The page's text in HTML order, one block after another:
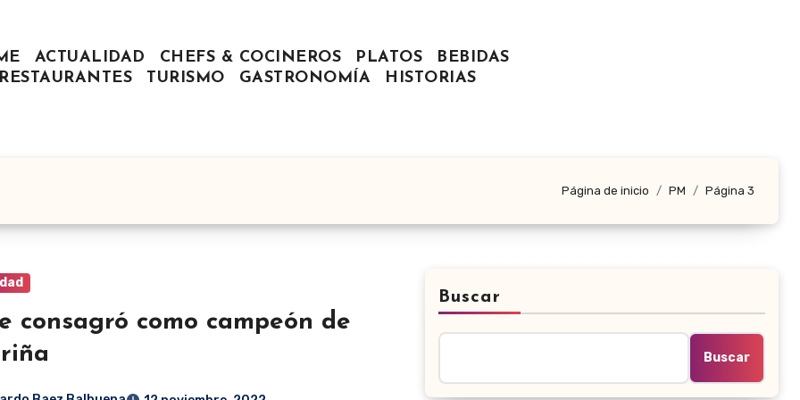
ACTUALIDAD CHEFS & COCINEROS PLATOS
BEBIDAS
RESTAURANTES
TURISMO GASTRONOMÍA HISTORIAS
Página de inicio PM Página 3
consagró como campeón de
Buscar
Buscar